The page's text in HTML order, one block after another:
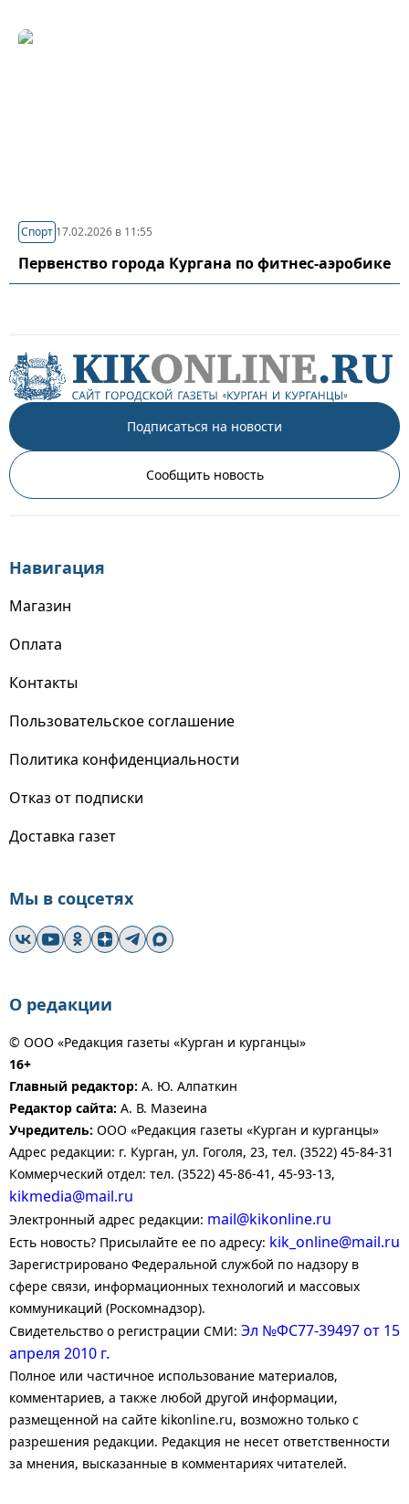
Спорт 17.02.2026 в 11:55
Первенство города Кургана по фитнес-аэробике
Подписаться на новости
Сообщить новость
Навигация
Магазин
Оплата
Контакты
Пользовательское соглашение
Политика конфиденциальности
Отказ от подписки
Доставка газет
Мы в соцсетях
О редакции
© ООО «Редакция газеты «Курган и курганцы»
16+
Главный редактор: А. Ю. Алпаткин
Редактор сайта: А. В. Мазеина
Учредитель: ООО «Редакция газеты «Курган и курганцы»
Адрес редакции: г. Курган, ул. Гоголя, 23, тел. (3522) 45-84-31
Коммерческий отдел: тел. (3522) 45-86-41, 45-93-13,
kikmedia@mail.ru
Электронный адрес редакции: mail@kikonline.ru
Есть новость? Присылайте ее по адресу: kik_online@mail.ru
Зарегистрировано Федеральной службой по надзору в
сфере связи, информационных технологий и массовых
коммуникаций (Роскомнадзор).
Свидетельство о регистрации СМИ: Эл №ФС77-39497 от 15
апреля 2010 г.
Полное или частичное использование материалов,
комментариев, а также любой другой информации,
размещенной на сайте kikonline.ru, возможно только с
разрешения редакции. Редакция не несет ответственности
за мнения, высказанные в комментариях читателей.